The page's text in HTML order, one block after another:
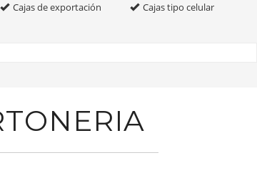
Cajas de exportación
Cajas tipo celular